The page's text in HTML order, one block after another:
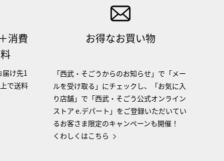
消費
け先1
で送料
お得なお買い物
「西武・そごうからのお知らせ」で「メー
ルを受け取る」にチェックし、「お気に入
り店舗」で「西武・そごう公式オンライン
ストア e.デパート」をご登録いただいてい
るお客さま限定のキャンペーンも開催！
くわしくはこちら